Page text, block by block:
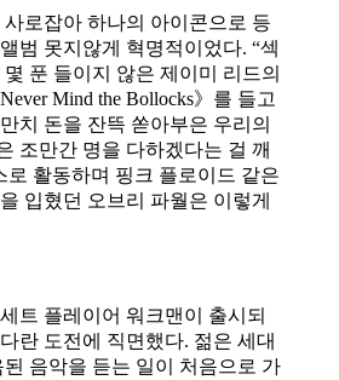
사로잡아 하나의 아이콘으로 등
범 못지않게 혁명적이었다. “섹
푼 들이지 않은 제이미 리드의
Mind the Bollocks》를 들고
치 돈을 잔뜩 쏟아부은 우리의
조만간 명을 다하겠다는 걸 깨
로 활동하며 핑크 플로이드 같은
입혔던 오브리 파월은 이렇게
트 플레이어 워크맨이 출시되
란 도전에 직면했다. 젊은 세대
음악을 듣는 일이 처음으로 가